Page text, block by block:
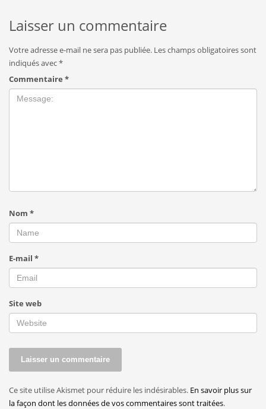
Laisser un commentaire
Votre adresse e-mail ne sera pas publiée. Les champs obligatoires sont
indiqués avec*
Commentaire *
Nom *
E-mail *
Site web
Ce site utilise Akismet pour réduire les indésirables. En savoir plus sur
la façon dont les données de vos commentaires sont traitées.